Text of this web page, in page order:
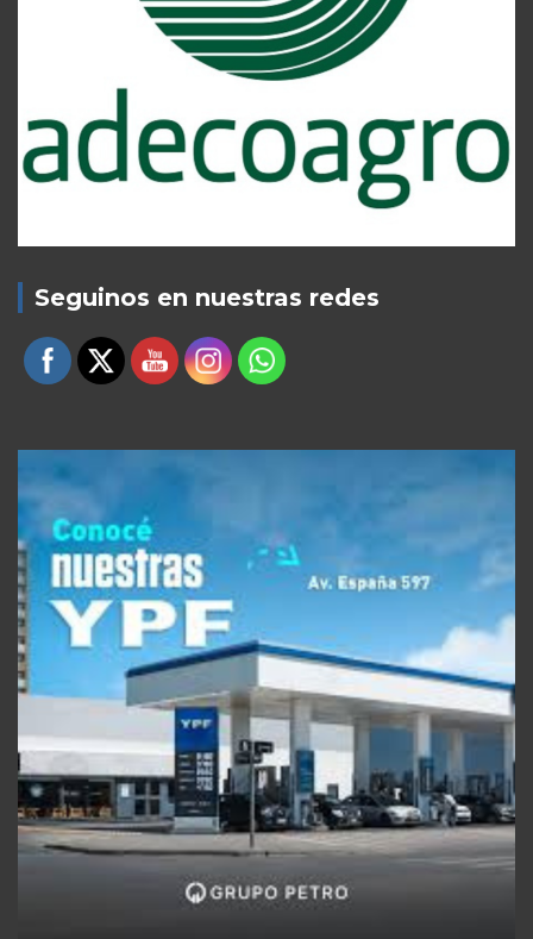
Seguinos en nuestras redes